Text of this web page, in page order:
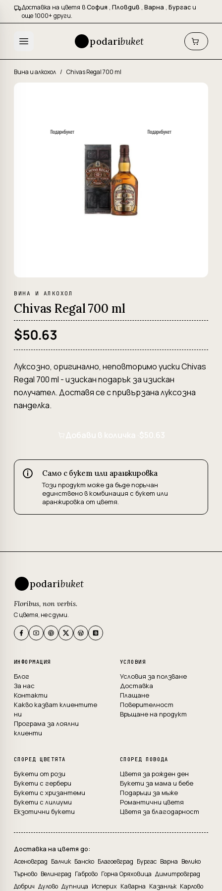
Доставка на цветя вСофия , Пловдив , Варна , Бургас и
още 1000+ други.
podaribuket
Вина и алкохол / Chivas Regal 700 ml
ВИНА И АЛКОХОЛ
Chivas Regal 700 ml
$50.63
Луксозно, оригинално, неповторимо уиски Chivas
Regal 700 ml - изискан подарък за изискан
получател. Доставя се с привързана луксозна
панделка.
Добави в количка · $50.63
Само с букет или аранжировка
Този продукт може да бъде поръчан
единствено в комбинация с букет или
аранжировка от цветя.
podaribuket
Floribus, non verbis.
С цветя, не с думи.
ИНФОРМАЦИЯ
Блог
За нас
Контакти
Какво казват клиентите
ни
Програма за лоялни
клиенти
УСЛОВИЯ
Условия за ползване
Доставка
Плащане
Поверителност
Връщане на продукт
СПОРЕД ЦВЕТЯТА
Букети от рози
Букети с гербери
Букети с хризантеми
Букети с лилиуми
Екзотични букети
СПОРЕД ПОВОДА
Цветя за рожден ден
Букети за мама и бебе
Подаръци за мъже
Романтични цветя
Цветя за благодарност
Доставка на цветя до:
Асеновград Балчик Банско Благоевград Бургас Варна Велико
Търново Велинград Габрово Горна Оряховица Димитровград
Добрич Дулово Дупница Исперих Каварна Казанлък Карлово